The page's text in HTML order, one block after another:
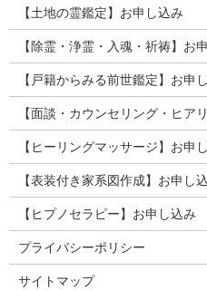
【土地の霊鑑定】お申し込み
【除霊・浄霊・入魂・祈祷】お
【戸籍からみる前世鑑定】お申
【面談・カウンセリング・ヒア
【ヒーリングマッサージ】お申
【表装付き家系図作成】お申し
【ヒプノセラピー】お申し込み
プライバシーポリシー
サイトマップ